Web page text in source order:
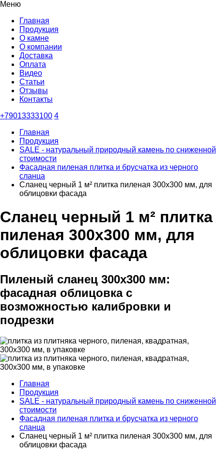
Меню
Главная
Продукция
О камне
О компании
Доставка
Оплата
Видео
Статьи
Отзывы
Контакты
+79013333100 4
Главная
Продукция
SALE - натуральный природный камень по сниженной
стоимости
Фасадная пиленая плитка и брусчатка из черного
сланца
Сланец черный 1 м² плитка пиленая 300х300 мм, для
облицовки фасада
Сланец черный 1 м² плитка
пиленая 300х300 мм, для
облицовки фасада
Пиленый сланец 300х300 мм:
фасадная облицовка с
возможностью калибровки и
подрезки
Главная
Продукция
SALE - натуральный природный камень по сниженной
стоимости
Фасадная пиленая плитка и брусчатка из черного
сланца
Сланец черный 1 м² плитка пиленая 300х300 мм, для
облицовки фасада